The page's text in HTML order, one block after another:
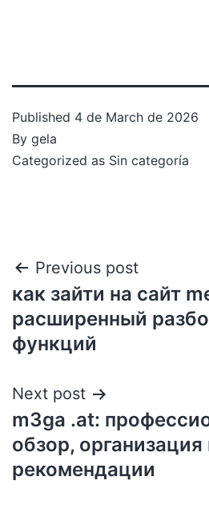
Published 4 de March de 2026
By gela
Categorized as Sin categoría
Previous post
как зайти на сайт
расширенный
функций
Next post
m3ga .at:
обзор,
рекомендации